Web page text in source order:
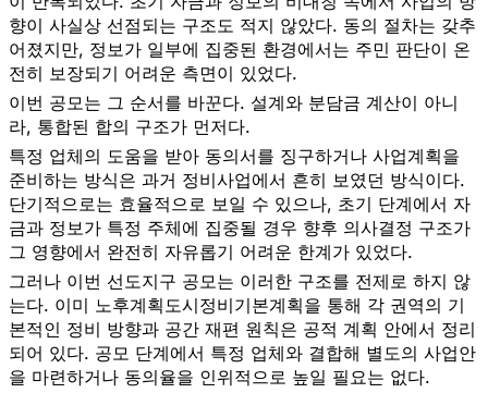
향이 사실상 선점되는 구조도 적지 않았다. 동의 절차는 갖추
어졌지만, 정보가 일부에 집중된 환경에서는 주민 판단이 온
전히 보장되기 어려운 측면이 있었다.
이번 공모는 그 순서를 바꾼다. 설계와 분담금 계산이 아니
라, 통합된 합의 구조가 먼저다.
특정 업체의 도움을 받아 동의서를 징구하거나 사업계획을
준비하는 방식은 과거 정비사업에서 흔히 보였던 방식이다.
단기적으로는 효율적으로 보일 수 있으나, 초기 단계에서 자
금과 정보가 특정 주체에 집중될 경우 향후 의사결정 구조가
그 영향에서 완전히 자유롭기 어려운 한계가 있었다.
그러나 이번 선도지구 공모는 이러한 구조를 전제로 하지 않
는다. 이미 노후계획도시정비기본계획을 통해 각 권역의 기
본적인 정비 방향과 공간 재편 원칙은 공적 계획 안에서 정리
되어 있다. 공모 단계에서 특정 업체와 결합해 별도의 사업안
을 마련하거나 동의율을 인위적으로 높일 필요는 없다.